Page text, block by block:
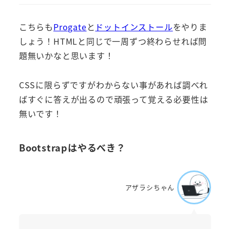
こちらもProgateと ドットインストールをやりま
しょう！HTMLと同じで一周ずつ終わらせれば問
題無いかなと思います！
CSSに限らずですがわからない事があれば調べれ
ばすぐに答えが出るので頑張って覚える必要性は
無いです！
Bootstrapはやるべき？
アザラシちゃん